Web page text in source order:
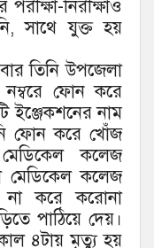
নিরীক্ষাও
সাথে যুক্ত হয়
তিনি উপজেলা
নম্বরে ফোন করে
ইঞ্জেকশনের নাম
ফোন করে খোঁজ
কলেজ
মেডিকেল কলেজ
না করে করোনা
পাঠিয়ে দেয়।
৪টায় মৃত্যু হয়